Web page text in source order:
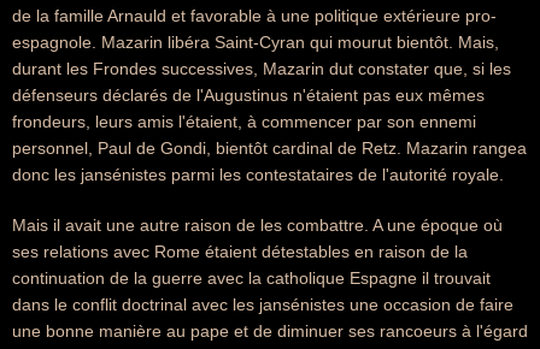
de la famille Arnauld et favorable à une politique extérieure pro-
espagnole. Mazarin libéra Saint-Cyran qui mourut bientôt. Mais,
durant les Frondes successives, Mazarin dut constater que, si les
défenseurs déclarés de l'Augustinus n'étaient pas eux mêmes
frondeurs, leurs amis l'étaient, à commencer par son ennemi
personnel, Paul de Gondi, bientôt cardinal de Retz. Mazarin rangea
donc les jansénistes parmi les contestataires de l'autorité royale.
Mais il avait une autre raison de les combattre. A une époque où
ses relations avec Rome étaient détestables en raison de la
continuation de la guerre avec la catholique Espagne il trouvait
dans le conflit doctrinal avec les jansénistes une occasion de faire
une bonne manière au pape et de diminuer ses rancoeurs à l'égard